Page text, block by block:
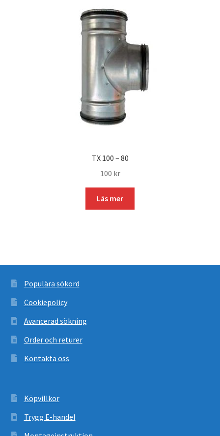
TX 100 – 80
100 kr
Läs mer
Populära sökord
Cookiepolicy
Avancerad sökning
Order och returer
Kontakta oss
Köpvillkor
Trygg E-handel